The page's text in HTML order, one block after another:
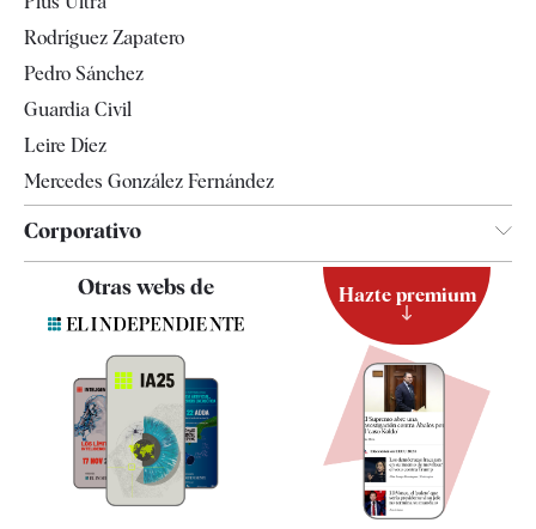
Televisión
Rodríguez Zapatero
Pedro Sánchez
Guardia Civil
Leire Díez
Mercedes González Fernández
Corporativo
Contacto
Quiénes somos
Especificaciones
Otras webs de Hazte premium